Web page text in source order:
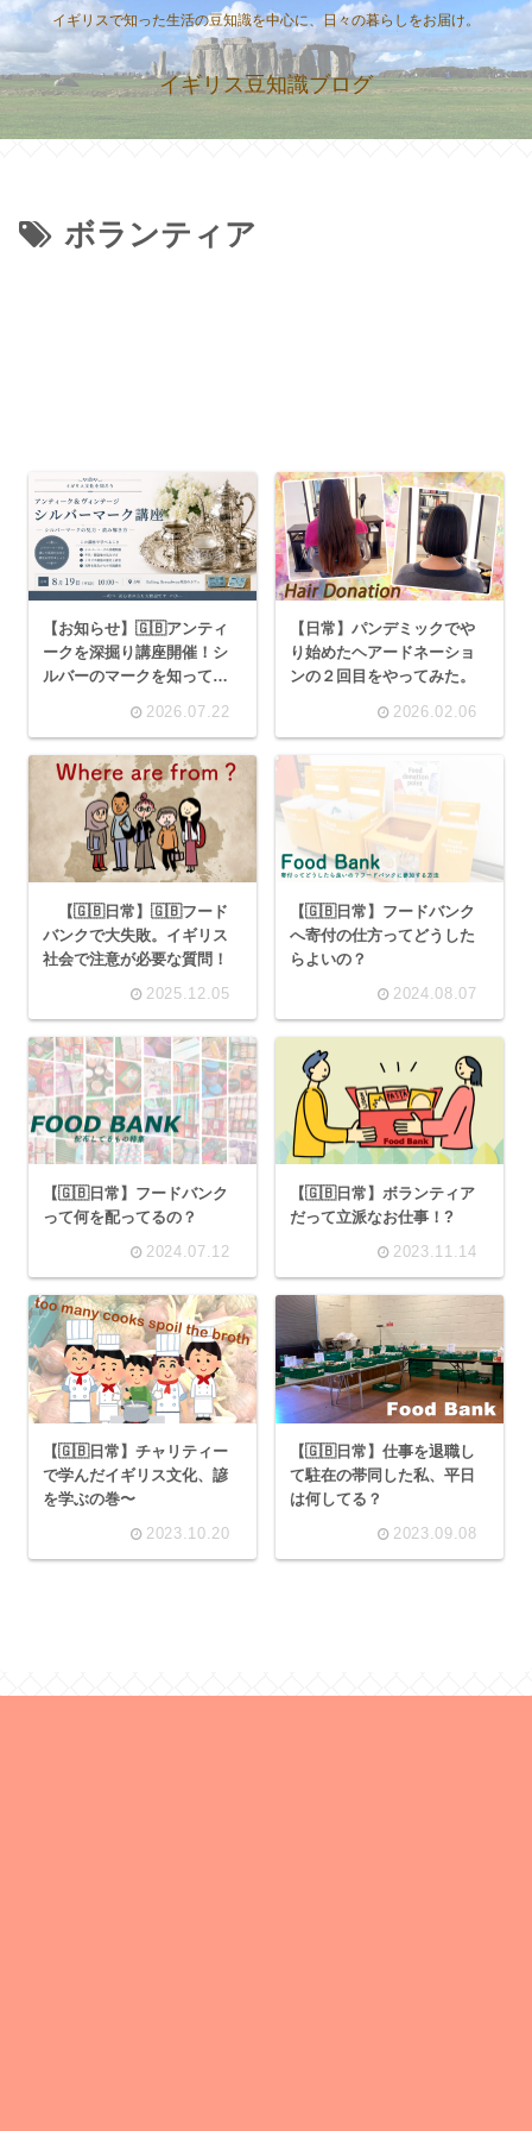
イギリスで知った生活の豆知識を中心に、日々の暮らしをお届け。
イギリス豆知識ブログ
ボランティア
【お知らせ】🇬🇧アンティ
ークを深掘り講座開催！シ
ルバーのマークを知ってお
2026.07.22
【日常】パンデミックでや
り始めたヘアードネーショ
ンの２回目をやってみた。
2026.02.06
【🇬🇧日常】🇬🇧フード
バンクで大失敗。イギリス
社会で注意が必要な質問！
2025.12.05
【🇬🇧日常】フードバンク
へ寄付の仕方ってどうした
らよいの？
2024.08.07
【🇬🇧日常】フードバンク
って何を配ってるの？
2024.07.12
【🇬🇧日常】ボランティア
だって立派なお仕事！?
2023.11.14
【🇬🇧日常】チャリティー
で学んだイギリス文化、諺
を学ぶの巻〜
2023.10.20
【🇬🇧日常】仕事を退職し
て駐在の帯同した私、平日
は何してる？
2023.09.08